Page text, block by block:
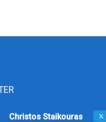
Christos Staikouras